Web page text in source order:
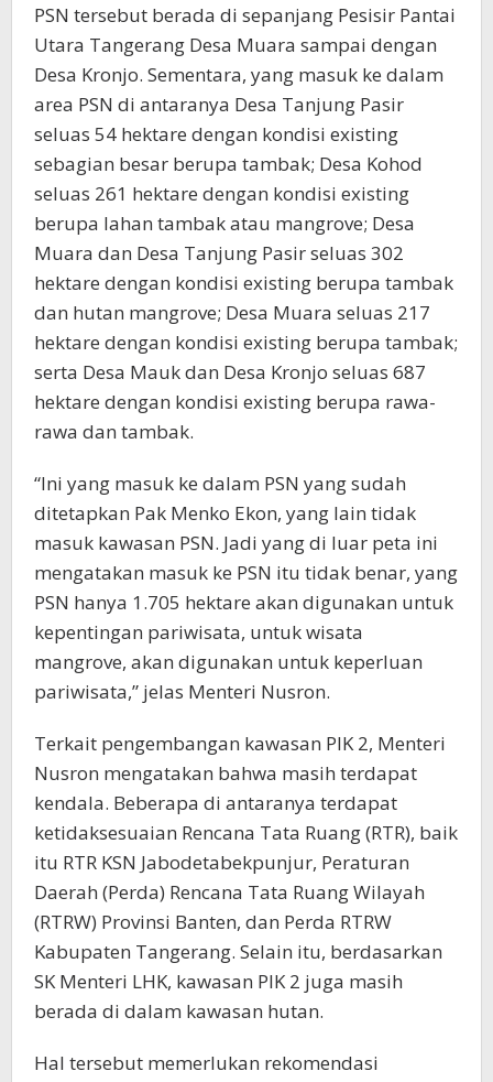
PSN tersebut berada di sepanjang Pesisir Pantai
Utara Tangerang Desa Muara sampai dengan
Desa Kronjo. Sementara, yang masuk ke dalam
area PSN di antaranya Desa Tanjung Pasir
seluas 54 hektare dengan kondisi existing
sebagian besar berupa tambak; Desa Kohod
seluas 261 hektare dengan kondisi existing
berupa lahan tambak atau mangrove; Desa
Muara dan Desa Tanjung Pasir seluas 302
hektare dengan kondisi existing berupa tambak
dan hutan mangrove; Desa Muara seluas 217
hektare dengan kondisi existing berupa tambak;
serta Desa Mauk dan Desa Kronjo seluas 687
hektare dengan kondisi existing berupa rawa-
rawa dan tambak.
“Ini yang masuk ke dalam PSN yang sudah
ditetapkan Pak Menko Ekon, yang lain tidak
masuk kawasan PSN. Jadi yang di luar peta ini
mengatakan masuk ke PSN itu tidak benar, yang
PSN hanya 1.705 hektare akan digunakan untuk
kepentingan pariwisata, untuk wisata
mangrove, akan digunakan untuk keperluan
pariwisata,” jelas Menteri Nusron.
Terkait pengembangan kawasan PIK 2, Menteri
Nusron mengatakan bahwa masih terdapat
kendala. Beberapa di antaranya terdapat
ketidaksesuaian Rencana Tata Ruang (RTR), baik
itu RTR KSN Jabodetabekpunjur, Peraturan
Daerah (Perda) Rencana Tata Ruang Wilayah
(RTRW) Provinsi Banten, dan Perda RTRW
Kabupaten Tangerang. Selain itu, berdasarkan
SK Menteri LHK, kawasan PIK 2 juga masih
berada di dalam kawasan hutan.
Hal tersebut memerlukan rekomendasi